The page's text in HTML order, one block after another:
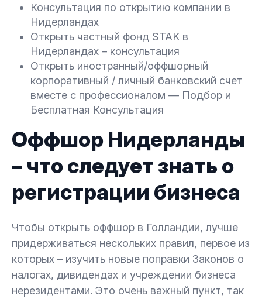
Консультация по открытию компании в
Нидерландах
Открыть частный фонд STAK в
Нидерландах – консультация
Открыть иностранный/оффшорный
корпоративный / личный банковский счет
вместе с профессионалом — Подбор и
Бесплатная Консультация
Оффшор Нидерланды
– что следует знать о
регистрации бизнеса
Чтобы открыть оффшор в Голландии, лучше
придерживаться нескольких правил, первое из
которых – изучить новые поправки Законов о
налогах, дивидендах и учреждении бизнеса
нерезидентами. Это очень важный пункт, так